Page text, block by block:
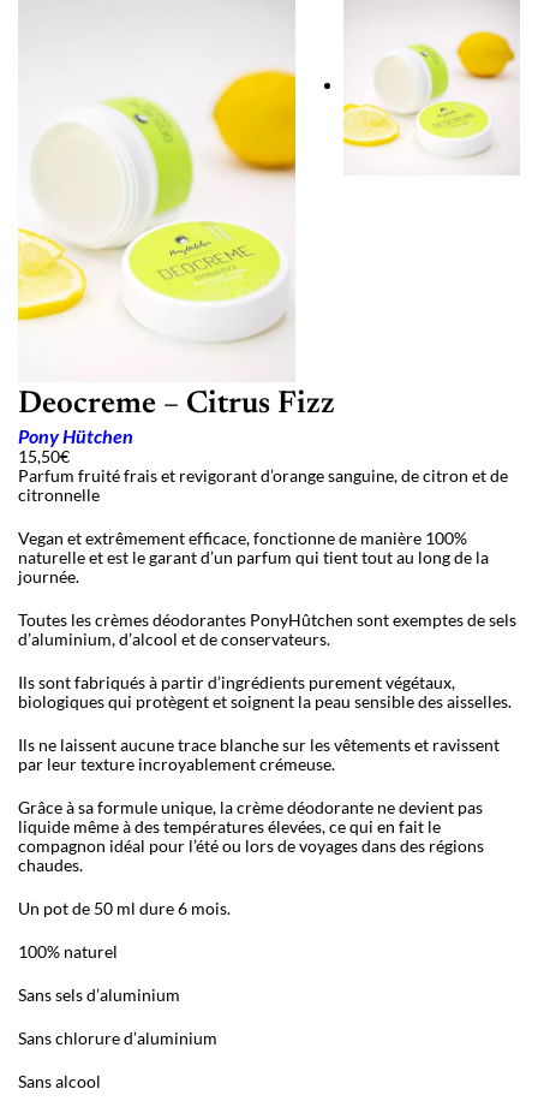
Deocreme – Citrus Fizz
Pony Hütchen
15,50€
Parfum fruité frais et revigorant d’orange sanguine, de citron et de
citronnelle
Vegan et extrêmement efficace, fonctionne de manière 100%
naturelle et est le garant d’un parfum qui tient tout au long de la
journée.
Toutes les crèmes déodorantes PonyHûtchen sont exemptes de sels
d’aluminium, d’alcool et de conservateurs.
Ils sont fabriqués à partir d’ingrédients purement végétaux,
biologiques qui protègent et soignent la peau sensible des aisselles.
Ils ne laissent aucune trace blanche sur les vêtements et ravissent
par leur texture incroyablement crémeuse.
Grâce à sa formule unique, la crème déodorante ne devient pas
liquide même à des températures élevées, ce qui en fait le
compagnon idéal pour l’été ou lors de voyages dans des régions
chaudes.
Un pot de 50 ml dure 6 mois.
100% naturel
Sans sels d’aluminium
Sans chlorure d’aluminium
Sans alcool